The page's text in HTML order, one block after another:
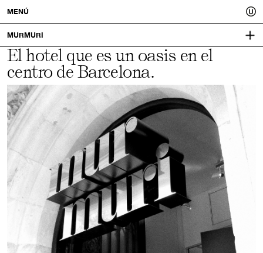
Usted.
Un
mejor
tú.
MENÚ
MURMURI
MAJESTICHOTELGROUP.COM
IDENTIDAD VISUAL:
MUCHO
El hotel que es un oasis en el
centro de Barcelona.